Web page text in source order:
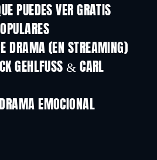
PUEDES VER GRATIS
TV
DRAMA (EN STREAMING)
Temporada 2
GEHLFUSS & CARL
EMOCIONAL